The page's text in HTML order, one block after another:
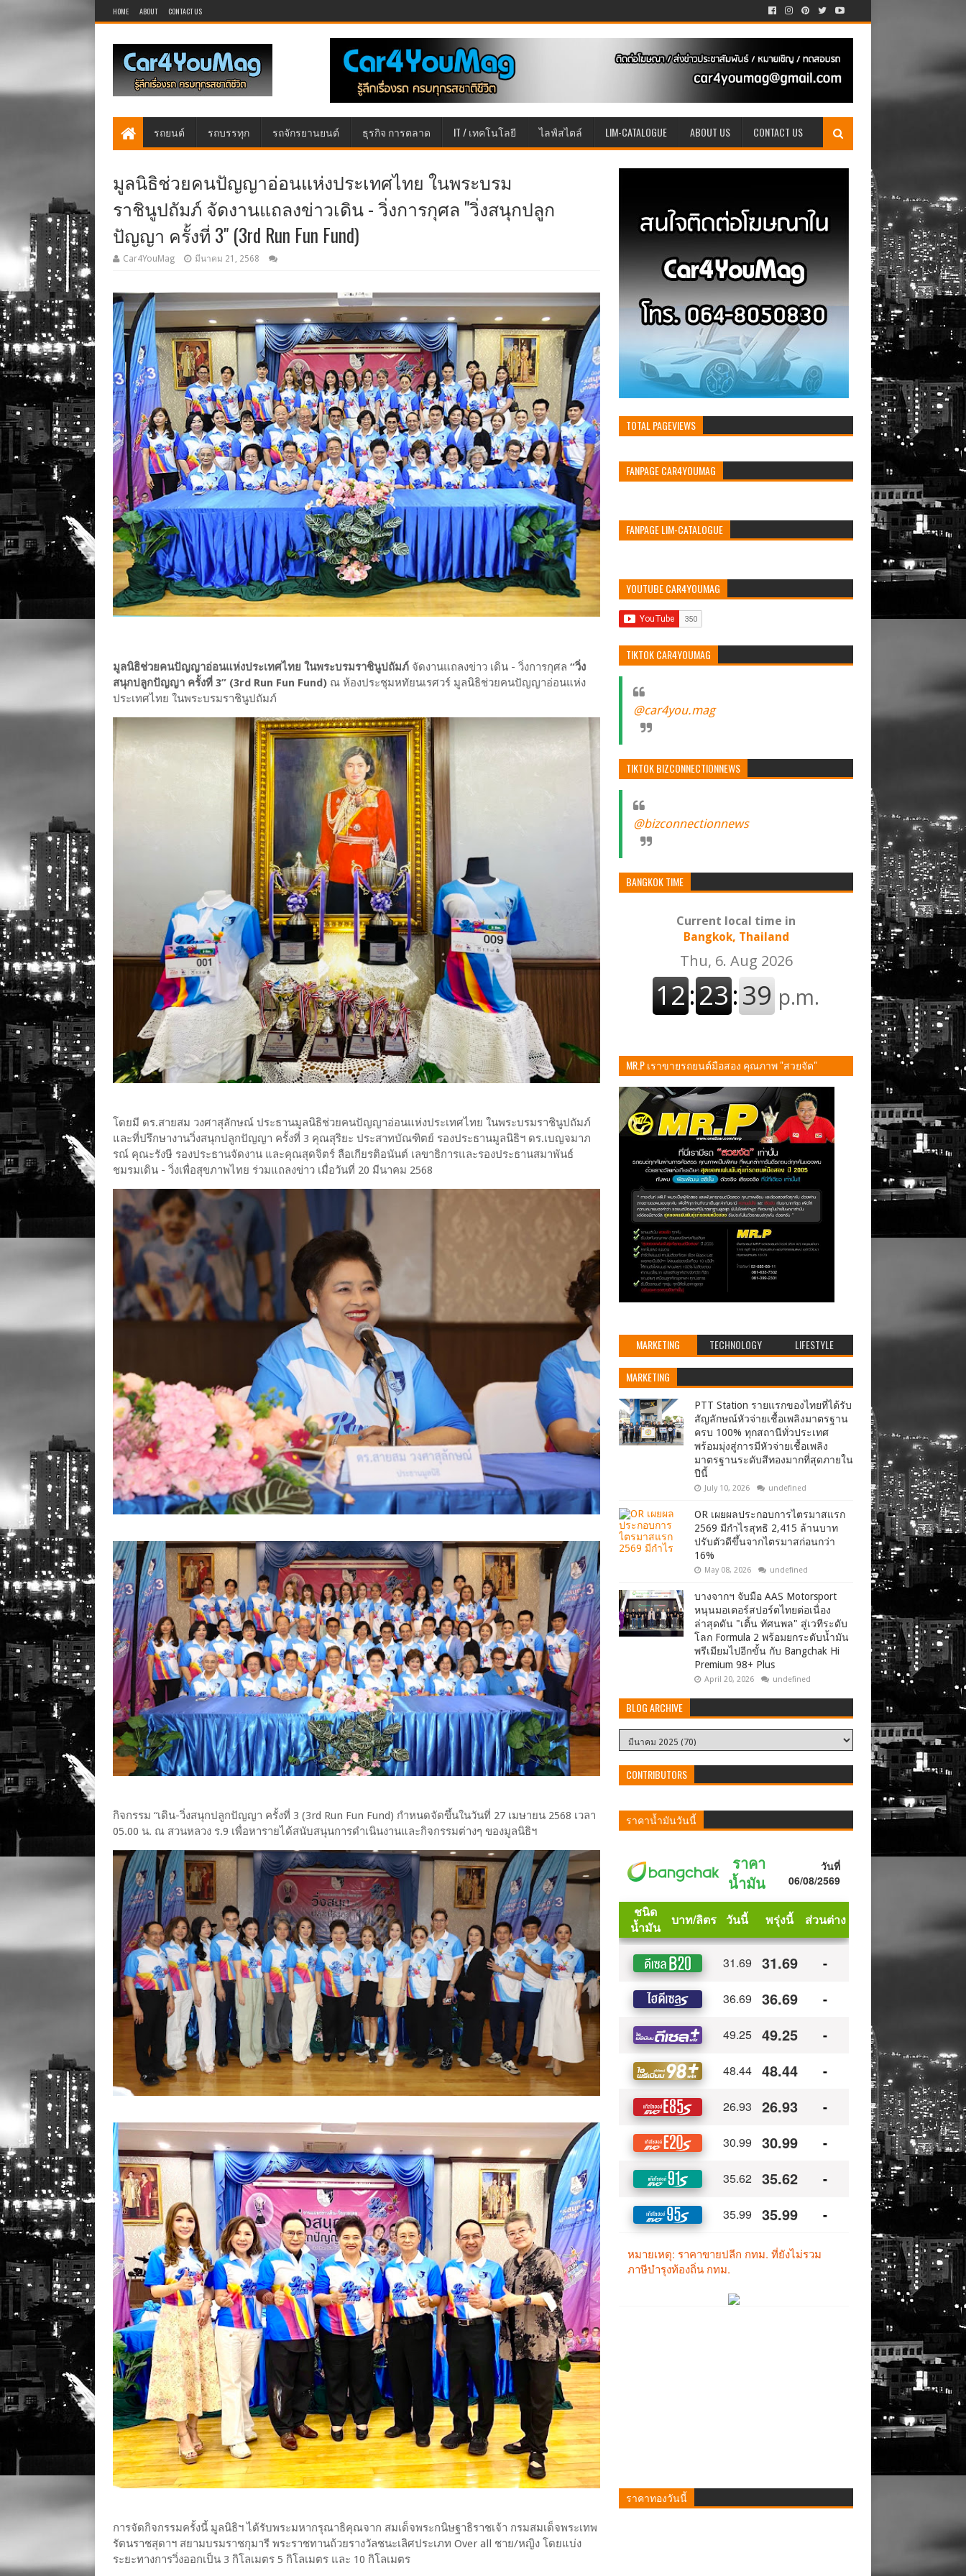
HOME ABOUT CONTACT US
รถยนต์ รถบรรทุก รถจักรยานยนต์ ธุรกิจ การตลาด IT / เทคโนโลยี ไลฟ์สไตล์ LIM-CATALOGUE ABOUT US CONTACT US
มูลนิธิช่วยคนปัญญาอ่อนแห่งประเทศไทย ในพระบรม
ราชินูปถัมภ์ จัดงานแถลงข่าวเดิน - วิ่งการกุศล "วิ่งสนุกปลูก
ปัญญา ครั้งที่ 3" (3rd Run Fun Fund)
Car4YouMag มีนาคม 21, 2568
มูลนิธิช่วยคนปัญญาอ่อนแห่งประเทศไทย ในพระบรมราชินูปถัมภ์ จัดงานแถลงข่าว เดิน - วิ่งการกุศล “วิ่ง
สนุกปลูกปัญญา ครั้งที่ 3” (3rd Run Fun Fund) ณ ห้องประชุมหทัยนเรศวร์ มูลนิธิช่วยคนปัญญาอ่อนแห่ง
ประเทศไทย ในพระบรมราชินูปถัมภ์
โดยมี ดร.สายสม วงศาสุลักษณ์ ประธานมูลนิธิช่วยคนปัญญาอ่อนแห่งประเทศไทย ในพระบรมราชินูปถัมภ์
และที่ปรึกษางานวิ่งสนุกปลูกปัญญา ครั้งที่ 3 คุณสุริยะ ประสาทบัณฑิตย์ รองประธานมูลนิธิฯ ดร.เบญจมาภ
รณ์ คุณะรังษี รองประธานจัดงาน และคุณสุดจิตร์ ลือเกียรติอนันต์ เลขาธิการและรองประธานสมาพันธ์
ชมรมเดิน - วิ่งเพื่อสุขภาพไทย ร่วมแถลงข่าว เมื่อวันที่ 20 มีนาคม 2568
กิจกรรม “เดิน-วิ่งสนุกปลูกปัญญา ครั้งที่ 3 (3rd Run Fun Fund) กำหนดจัดขึ้นในวันที่ 27 เมษายน 2568 เวลา
05.00 น. ณ สวนหลวง ร.9 เพื่อหารายได้สนับสนุนการดำเนินงานและกิจกรรมต่างๆ ของมูลนิธิฯ
การจัดกิจกรรมครั้งนี้ มูลนิธิฯ ได้รับพระมหากรุณาธิคุณจาก สมเด็จพระกนิษฐาธิราชเจ้า กรมสมเด็จพระเทพ
รัตนราชสุดาฯ สยามบรมราชกุมารี พระราชทานถ้วยรางวัลชนะเลิศประเภท Over all ชาย/หญิง โดยแบ่ง
ระยะทางการวิ่งออกเป็น 3 กิโลเมตร 5 กิโลเมตร และ 10 กิโลเมตร
TOTAL PAGEVIEWS
FANPAGE CAR4YOUMAG
FANPAGE LIM-CATALOGUE
YOUTUBE CAR4YOUMAG
TIKTOK CAR4YOUMAG
@car4you.mag
TIKTOK BIZCONNECTIONNEWS
@bizconnectionnews
BANGKOK TIME
Current local time in
Bangkok, Thailand
MR.P เราขายรถยนต์มือสอง คุณภาพ "สวยจัด"
MARKETING TECHNOLOGY LIFESTYLE
MARKETING
PTT Station รายแรกของไทยที่ได้รับ
สัญลักษณ์หัวจ่ายเชื้อเพลิงมาตรฐาน
ครบ 100% ทุกสถานีทั่วประเทศ
พร้อมมุ่งสู่การมีหัวจ่ายเชื้อเพลิง
มาตรฐานระดับสีทองมากที่สุดภายใน
ปีนี้
July 10, 2026 undefined
OR เผยผลประกอบการไตรมาสแรก
2569 มีกำไรสุทธิ 2,415 ล้านบาท
ปรับตัวดีขึ้นจากไตรมาสก่อนกว่า
16%
May 08, 2026 undefined
บางจากฯ จับมือ AAS Motorsport
หนุนมอเตอร์สปอร์ตไทยต่อเนื่อง
ล่าสุดดัน "เติ้น ทัศนพล" สู่เวทีระดับ
โลก Formula 2 พร้อมยกระดับน้ำมัน
พรีเมียมไปอีกขั้น กับ Bangchak Hi
Premium 98+ Plus
April 20, 2026 undefined
BLOG ARCHIVE
CONTRIBUTORS
ราคาน้ำมันวันนี้
ราคาทองวันนี้